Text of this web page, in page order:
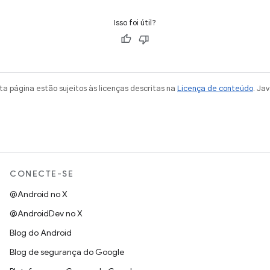
Isso foi útil?
página estão sujeitos às licenças descritas na Licença de conteúdo.
CONECTE-SE
@Android no X
@AndroidDev no X
Blog do Android
Blog de segurança do Google